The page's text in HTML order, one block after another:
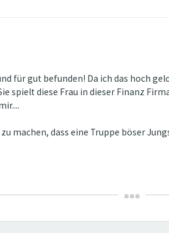
für gut befunden! Da ich das hoch
spielt diese Frau in dieser Finanz
machen, dass eine Truppe böser